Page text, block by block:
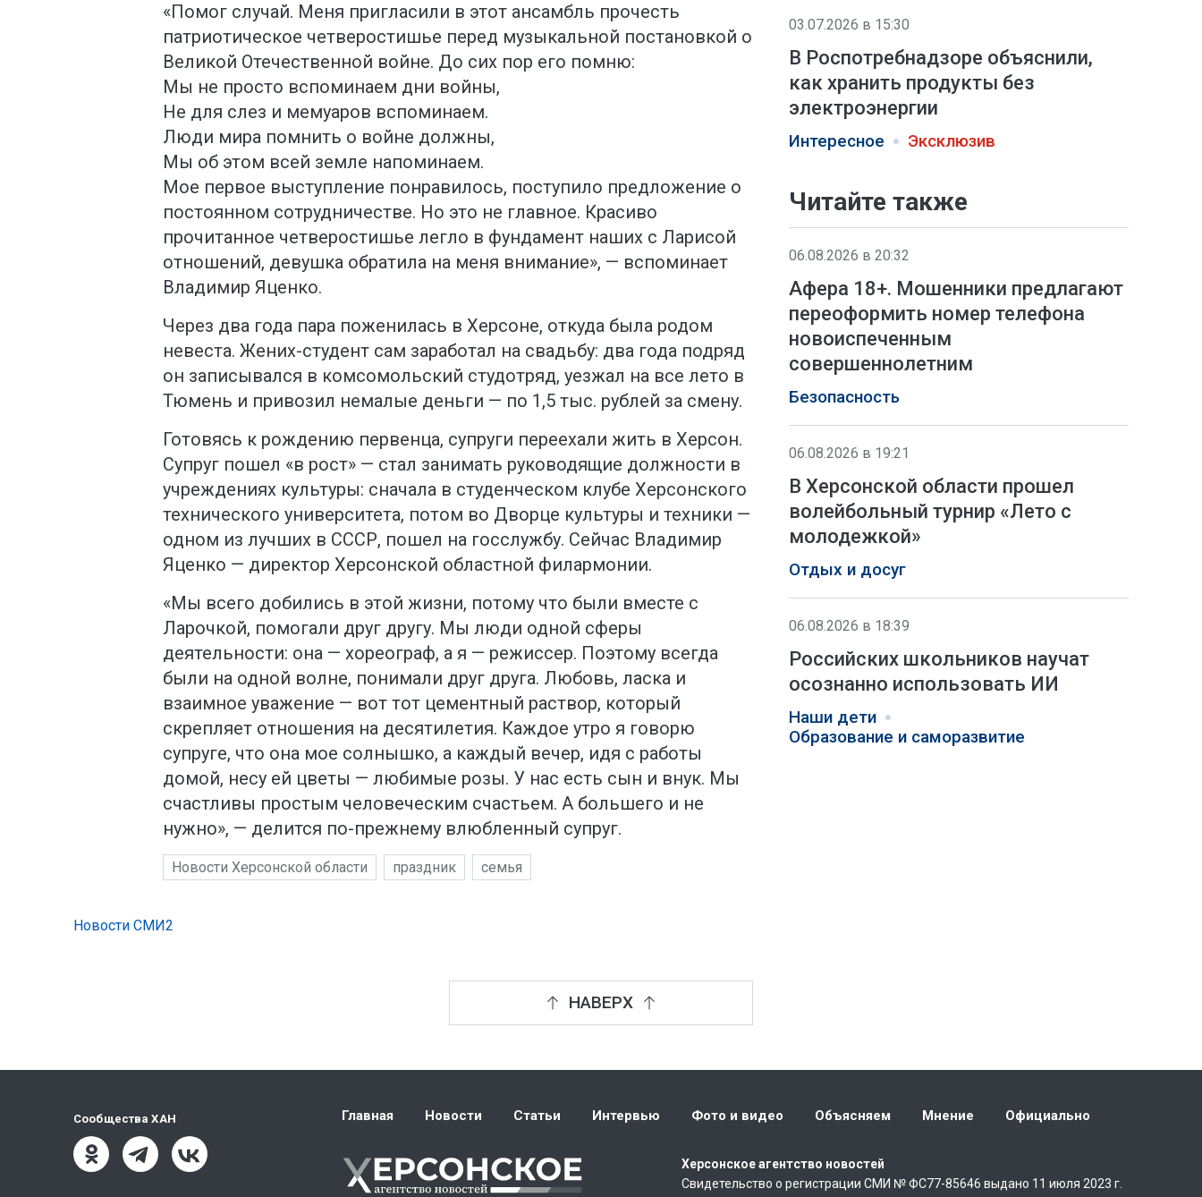
«Помог случай. Меня пригласили в этот ансамбль прочесть
патриотическое четверостишье перед музыкальной постановкой о
Великой Отечественной войне. До сих пор его помню:
Мы не просто вспоминаем дни войны,
Не для слез и мемуаров вспоминаем.
Люди мира помнить о войне должны,
Мы об этом всей земле напоминаем.
Мое первое выступление понравилось, поступило предложение о
постоянном сотрудничестве. Но это не главное. Красиво
прочитанное четверостишье легло в фундамент наших с Ларисой
отношений, девушка обратила на меня внимание», — вспоминает
Владимир Яценко.
Через два года пара поженилась в Херсоне, откуда была родом
невеста. Жених-студент сам заработал на свадьбу: два года подряд
он записывался в комсомольский студотряд, уезжал на все лето в
Тюмень и привозил немалые деньги — по 1,5 тыс. рублей за смену.
Готовясь к рождению первенца, супруги переехали жить в Херсон.
Супруг пошел «в рост» — стал занимать руководящие должности в
учреждениях культуры: сначала в студенческом клубе Херсонского
технического университета, потом во Дворце культуры и техники —
одном из лучших в СССР, пошел на госслужбу. Сейчас Владимир
Яценко — директор Херсонской областной филармонии.
«Мы всего добились в этой жизни, потому что были вместе с
Ларочкой, помогали друг другу. Мы люди одной сферы
деятельности: она — хореограф, а я — режиссер. Поэтому всегда
были на одной волне, понимали друг друга. Любовь, ласка и
взаимное уважение — вот тот цементный раствор, который
скрепляет отношения на десятилетия. Каждое утро я говорю
супруге, что она мое солнышко, а каждый вечер, идя с работы
домой, несу ей цветы — любимые розы. У нас есть сын и внук. Мы
счастливы простым человеческим счастьем. А большего и не
нужно», — делится по-прежнему влюбленный супруг.
Новости Херсонской области праздник семья
03.07.2026 в 15:30
В Роспотребнадзоре объяснили,
как хранить продукты без
электроэнергии
Интересное Эксклюзив
Читайте также
06.08.2026 в 20:32
Афера 18+. Мошенники предлагают
переоформить номер телефона
новоиспеченным
совершеннолетним
Безопасность
06.08.2026 в 19:21
В Херсонской области прошел
волейбольный турнир «Лето с
молодежкой»
Отдых и досуг
06.08.2026 в 18:39
Российских школьников научат
осознанно использовать ИИ
Наши дети
Образование и саморазвитие
Новости СМИ2
НАВЕРХ
Сообщества ХАН Главная Новости Статьи Интервью Фото и видео Объясняем Мнение Официально
Херсонское агентство новостей
Свидетельство о регистрации СМИ № ФС77-85646 выдано 11 июля 2023 г.